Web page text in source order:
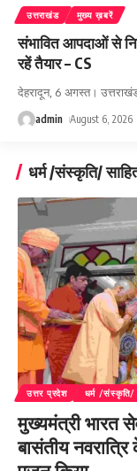
उत्तराखंड मुख्य ख़बरें
संभावित आपदाओं से
रहें तैयार – CS
देहरादून, 6 अगस्त।
admin August 6, 2026
धर्म /संस्कृति/
उत्तर प्रदेश धर्म /संस्कृति/
मुख्यमंत्री भारत
बासंतीय